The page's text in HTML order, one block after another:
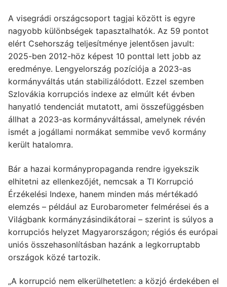
A visegrádi országcsoport tagjai között is egyre
nagyobb különbségek tapasztalhatók. Az 59 pontot
elért Csehország teljesítménye jelentősen javult:
2025-ben 2012-höz képest 10 ponttal lett jobb az
eredménye. Lengyelország pozíciója a 2023-as
kormányváltás után stabilizálódott. Ezzel szemben
Szlovákia korrupciós indexe az elmúlt két évben
hanyatló tendenciát mutatott, ami összefüggésben
állhat a 2023-as kormányváltással, amelynek révén
ismét a jogállami normákat semmibe vevő kormány
került hatalomra.
Bár a hazai kormánypropaganda rendre igyekszik
elhitetni az ellenkezőjét, nemcsak a TI Korrupció
Érzékelési Indexe, hanem minden más mértékadó
elemzés – például az Eurobarometer felmérései és a
Világbank kormányzásindikátorai – szerint is súlyos a
korrupciós helyzet Magyarországon; régiós és európai
uniós összehasonlításban hazánk a legkorruptabb
országok közé tartozik.
„A korrupció nem elkerülhetetlen: a közjó érdekében el